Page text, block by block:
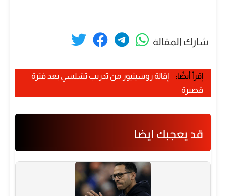
شارك المقالة
إقرأ أيضًا:
إقالة روسينيور من تدريب تشلسي بعد فترة
قصيرة
قد يعجبك ايضا